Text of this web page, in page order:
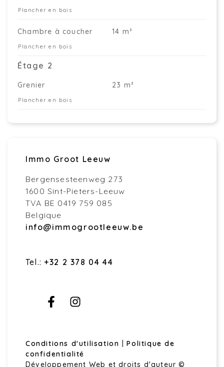
Plancher en bois
Chambre à coucher 14 m²
Plancher en bois
Étage 2
Grenier 23 m²
Plancher en bois
Immo Groot Leeuw
Bergensesteenweg 273
1600 Sint-Pieters-Leeuw
TVA BE 0419 759 085
Belgique
info@immogrootleeuw.be
Tel.: +32 2 378 04 44
Conditions d'utilisation |Politique de
confidentialité
Développement Web et droits d'auteur ©